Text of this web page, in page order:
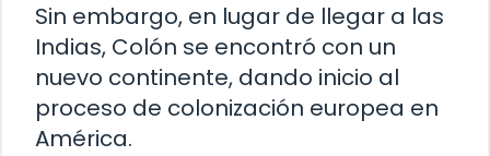
Sin embargo, en lugar de llegar a las
Indias, Colón se encontró con un
nuevo continente, dando inicio al
proceso de colonización europea en
América.